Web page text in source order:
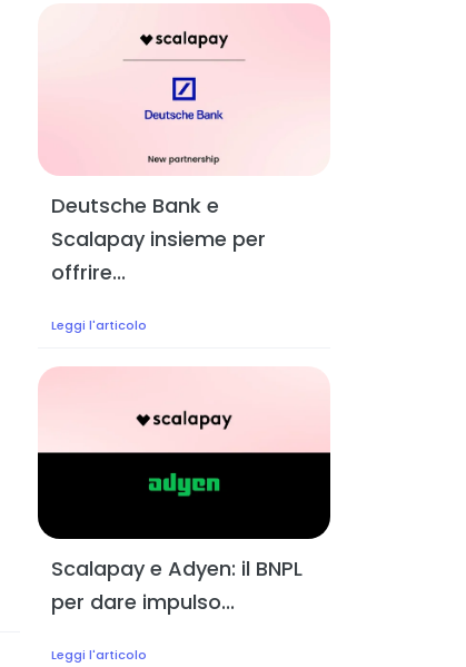
Deutsche Bank e
Scalapay insieme per
offrire...
Leggi l'articolo
Scalapay e Adyen: il BNPL
per dare impulso...
Leggi l'articolo